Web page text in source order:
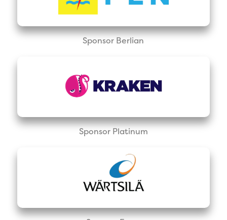
Sponsor Berlian
Sponsor Platinum